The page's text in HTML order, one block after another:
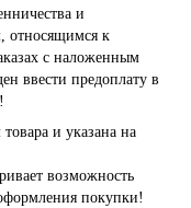
и
относящимся к
с наложенным
ввести предоплату в
и указана на
возможность
покупки!